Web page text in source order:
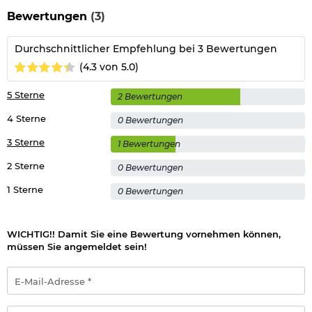
Länge: 113,4 cm
Lauflänge: 38,1 cm
Gewicht: 3380 g
Farbe: schwarz
Marke: Ruger
Details zu Ruger Zielfernrohr 3-9x32:
Vergrößerung: 3-9 fach
Staubschutzkappen enthalten
seiten- und höhenverstellbar
Rohrdurchmesser: 1 Zoll (2,54 cm)
Gesamtlänge: ca. 31cm
Marke: Ruger
Direkt mitbestellen: Zum Betrieb benötigen Sie noch Diabolos
im Kaliber 4,5mm.
Bewertungen (3)
Durchschnittlicher Empfehlung bei 3 Bewertungen
(4.3 von 5.0)
1 Sterne 0 Bewertungen
2 Sterne 0 Bewertungen
3 Sterne 1 Bewertungen
4 Sterne 0 Bewertungen
5 Sterne 2 Bewertungen
WICHTIG!! Damit Sie eine Bewertung vornehmen können,
müssen Sie angemeldet sein!
Mail-
Adresse